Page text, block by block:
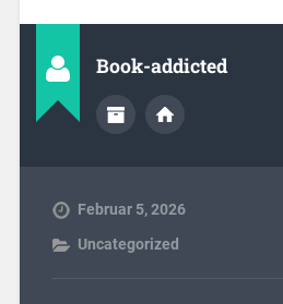
Book-addicted
Februar 5, 2026
Uncategorized